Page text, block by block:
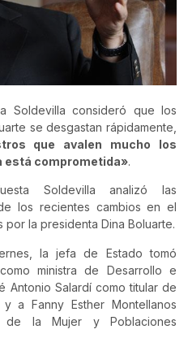
Soldevilla consideró que los
se desgastan rápidamente,
que avalen mucho los
está comprometida».
Soldevilla analizó las
los recientes cambios en el
por la presidenta Dina Boluarte.
la jefa de Estado tomó
ministra de Desarrollo e
Antonio Salardí como titular de
a Fanny Esther Montellanos
de la Mujer y Poblaciones